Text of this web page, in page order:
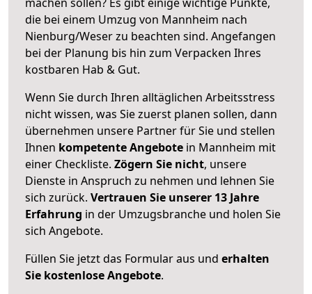
die bei einem Umzug von Mannheim nach
Nienburg/Weser zu beachten sind. Angefangen
bei der Planung bis hin zum Verpacken Ihres
kostbaren Hab & Gut.
Wenn Sie durch Ihren alltäglichen Arbeitsstress
nicht wissen, was Sie zuerst planen sollen, dann
übernehmen unsere Partner für Sie und stellen
Ihnen kompetente Angebote in Mannheim mit
einer Checkliste. Zögern Sie nicht, unsere
Dienste in Anspruch zu nehmen und lehnen Sie
sich zurück. Vertrauen Sie unserer 13 Jahre
Erfahrung in der Umzugsbranche und holen Sie
sich Angebote.
Füllen Sie jetzt das Formular aus und erhalten
Sie kostenlose Angebote.